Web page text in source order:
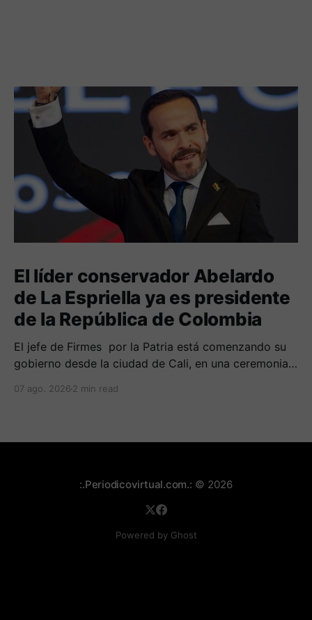
El líder conservador Abelardo
de La Espriella ya es presidente
de la República de Colombia
El jefe de Firmes por la Patria está comenzando su
gobierno desde la ciudad de Cali, en una ceremonia
gobiernos conservadores.
07 ago. 2026 2 min read
:.Periodicovirtual.com.: © 2026
Powered by Ghost